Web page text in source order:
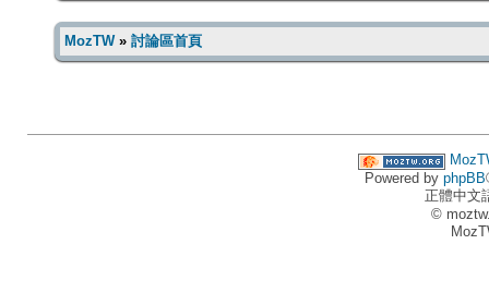
MozTW» 討論區首頁
Powered by phpBB
正體中文
©